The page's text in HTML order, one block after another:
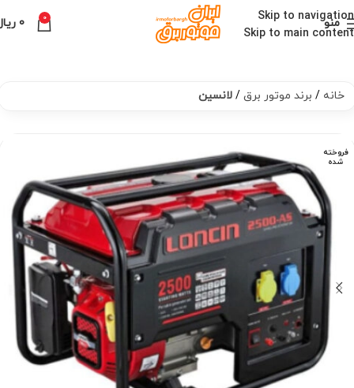
Skip to navigation
Skip to main content
منو 0
0
خانه برند موتور برق لانسین
فروخته
شده